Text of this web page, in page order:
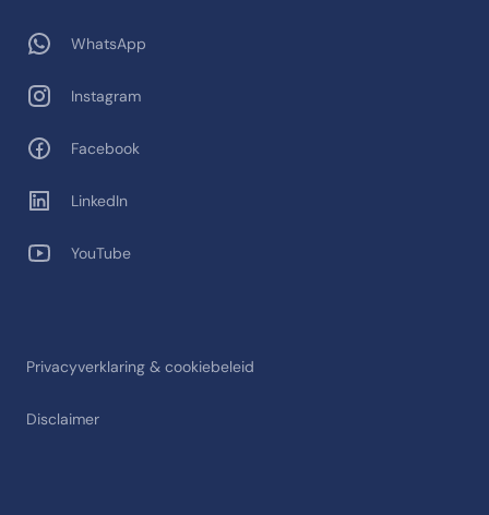
Privacyverklaring & cookiebeleid
Disclaimer
WhatsApp
Instagram
Facebook
LinkedIn
YouTube